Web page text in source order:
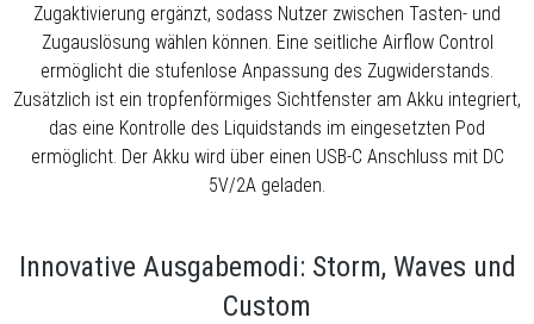
Zugaktivierung ergänzt, sodass Nutzer zwischen Tasten- und
Zugauslösung wählen können. Eine seitliche Airflow Control
ermöglicht die stufenlose Anpassung des Zugwiderstands.
Zusätzlich ist ein tropfenförmiges Sichtfenster am Akku integriert,
das eine Kontrolle des Liquidstands im eingesetzten Pod
ermöglicht. Der Akku wird über einen USB-C Anschluss mit DC
5V/2A geladen.
Innovative Ausgabemodi: Storm, Waves und
Custom